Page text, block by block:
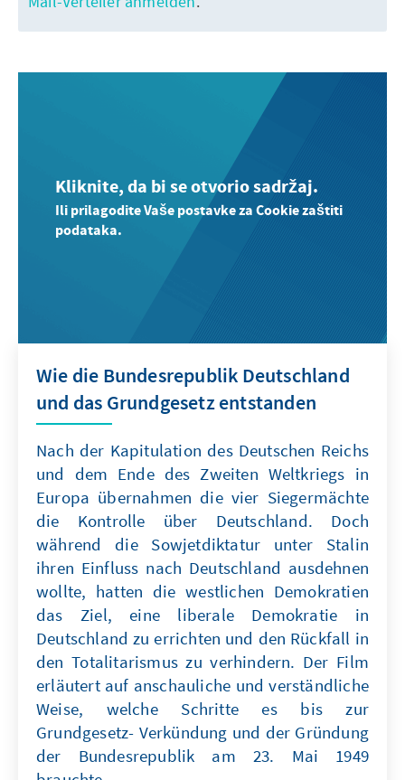
Kliknite, da bi se otvorio sadržaj.
Ili prilagodite Vaše postavke za Cookie zaštiti
podataka.
Wie die Bundesrepublik Deutschland
und das Grundgesetz entstanden
Nach der Kapitulation des Deutschen Reichs
und dem Ende des Zweiten Weltkriegs in
Europa übernahmen die vier Siegermächte
die Kontrolle über Deutschland. Doch
während die Sowjetdiktatur unter Stalin
ihren Einfluss nach Deutschland ausdehnen
wollte, hatten die westlichen Demokratien
das Ziel, eine liberale Demokratie in
Deutschland zu errichten und den Rückfall in
den Totalitarismus zu verhindern. Der Film
erläutert auf anschauliche und verständliche
Weise, welche Schritte es bis zur
Grundgesetz- Verkündung und der Gründung
der Bundesrepublik am 23. Mai 1949